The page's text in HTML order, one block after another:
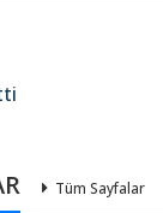
Tüm Sayfalar